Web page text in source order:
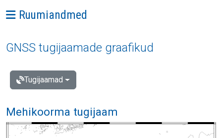
Ava menüü: Ruumiandmed
Ruumiandmed
GNSS tugijaamade graafikud
Tugijaamad
Mehikoorma tugijaam